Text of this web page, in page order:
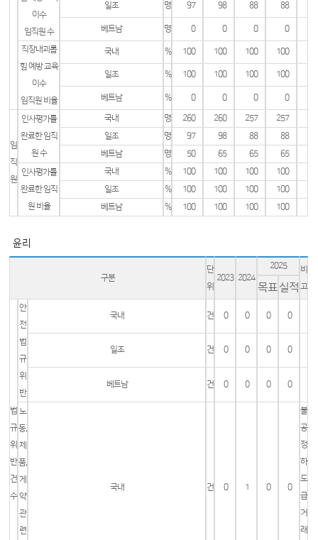
이수
임직원 수
일조 명 97 98 88 88
베트남 명 0 0 0 0
직장내괴롭
힘 예방 교육
이수
임직원 비율
국내 % 100 100 100 100
일조 % 100 100 100 100
베트남 % 0 0 0 0
임
직
원
인사평가를
완료한 임직
원 수
국내 명 260 260 257
257
일조
명 97 98 88
88
베트남
명 50 65 65
65
인사평가를
완료한 임직
원 비율
국내 % 100 100 100
100
일조
% 100 100 100
100
베트남
% 100 100 100 100
윤리
구분
단
위
2023 2024
2025
비
고
목표실적
법
규
위
반
건
수
안
전
법
규
위
반
국내 건 0 0 0 0
일조 건 0 0 0 0
베트남 건 0 0 0 0
노
동,
제
품,
게
약
관
련
국내 건 0 1 0 0
불
공
정
하
도
급
거
래